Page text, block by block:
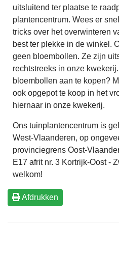
uitsluitend ter plaatse te
plantencentrum. Wees er
tricks over het overwinteren
best ter plekke in de winkel.
geen bloembollen. Ze zijn
rechtstreeks in onze
bloembollen aan te kopen?
ook opgepot te koop in het
hiernaar in onze kwekerij.
Ons tuinplantencentrum is
West-Vlaanderen, op
provinciegrens Oost-
E17 afrit nr. 3 Kortrijk-Oost -
welkom!
Afdrukken